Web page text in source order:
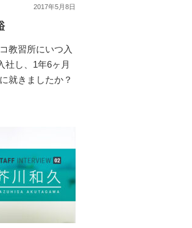
2017年5月8日
教習所にいつ入
社し、1年6ヶ月
就きましたか？